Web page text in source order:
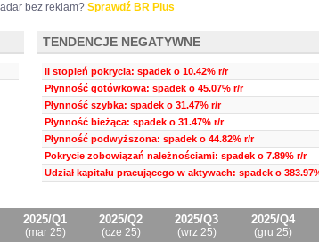
bez reklam? Sprawdź BR Plus
TENDENCJE NEGATYWNE
II stopień pokrycia: spadek o 10.42% r/r
Płynność gotówkowa: spadek o 45.07% r/r
Płynność szybka: spadek o 31.47% r/r
Płynność bieżąca: spadek o 31.47% r/r
Płynność podwyższona: spadek o 44.82% r/r
Pokrycie zobowiązań należnościami: spadek o 7.89% r/r
Udział kapitału pracującego w aktywach: spadek o
2025/Q1
(mar 25)
2025/Q2
(cze 25)
2025/Q3
(wrz 25)
2025/Q4
(gru 25)